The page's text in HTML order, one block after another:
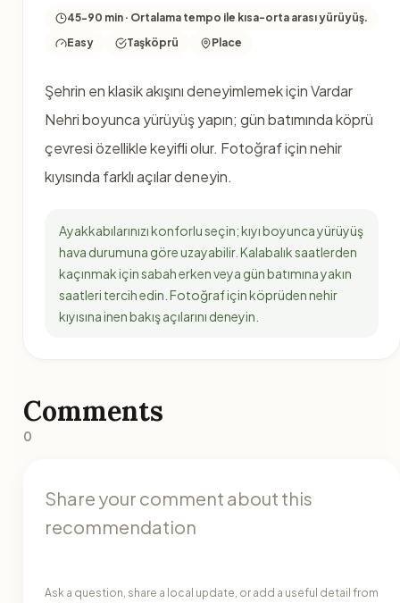
45-90 min · Ortalama tempo ile kısa-orta arası yürüyüş.
Easy
Taşköprü Place
Şehrin en klasik akışını deneyimlemek için Vardar
Nehri boyunca yürüyüş yapın; gün batımında köprü
çevresi özellikle keyifli olur. Fotoğraf için nehir
kıyısında farklı açılar deneyin.
Ayakkabılarınızı konforlu seçin; kıyı boyunca yürüyüş
hava durumuna göre uzayabilir. Kalabalık saatlerden
kaçınmak için sabah erken veya gün batımına yakın
saatleri tercih edin. Fotoğraf için köprüden nehir
kıyısına inen bakış açılarını deneyin.
Comments
0
Ask a question, share a local update, or add a useful detail from